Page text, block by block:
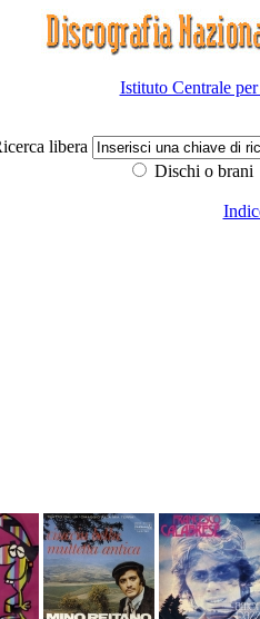
Istituto Centrale
libera
Dischi o brani